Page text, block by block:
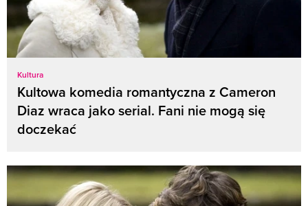
Kultura
Kultowa komedia romantyczna z Cameron
Diaz wraca jako serial. Fani nie mogą się
doczekać